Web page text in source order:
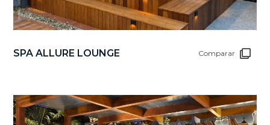
SPA ALLURE LOUNGE Comparar